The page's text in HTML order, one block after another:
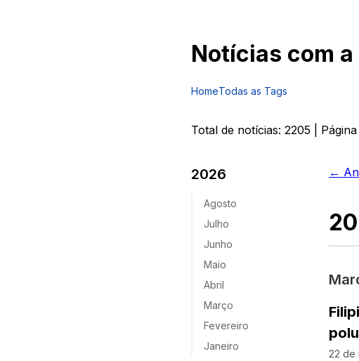
Notícias com a
HomeTodas as Tags
Total de notícias: 2205 | Página
2026
Agosto
Julho
Junho
Maio
Abril
Março
Fevereiro
Janeiro
←
22 de